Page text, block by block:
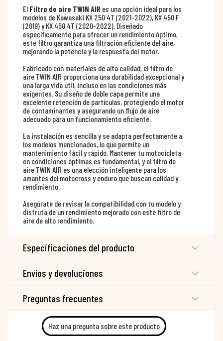
El Filtro de aire TWIN AIR es una opción ideal para los
modelos de Kawasaki KX 250 4T (2021-2022), KX 450 F
(2019) y KX 450 4T (2020-2022). Diseñado
específicamente para ofrecer un rendimiento óptimo,
este filtro garantiza una filtración eficiente del aire,
mejorando la potencia y la respuesta del motor.
Fabricado con materiales de alta calidad, el filtro de
aire TWIN AIR proporciona una durabilidad excepcional y
una larga vida útil, incluso en las condiciones más
exigentes. Su diseño de doble capa permite una
excelente retención de partículas, protegiendo el motor
de contaminantes y asegurando un flujo de aire
adecuado para un funcionamiento eficiente.
La instalación es sencilla y se adapta perfectamente a
los modelos mencionados, lo que permite un
mantenimiento fácil y rápido. Mantener tu motocicleta
en condiciones óptimas es fundamental, y el filtro de
aire TWIN AIR es una elección inteligente para los
amantes del motocross y enduro que buscan calidad y
rendimiento.
Asegúrate de revisar la compatibilidad con tu modelo y
disfruta de un rendimiento mejorado con este filtro de
aire de alto rendimiento.
Especificaciones del producto
Envíos y devoluciones
Preguntas frecuentes
Haz una pregunta sobre este producto